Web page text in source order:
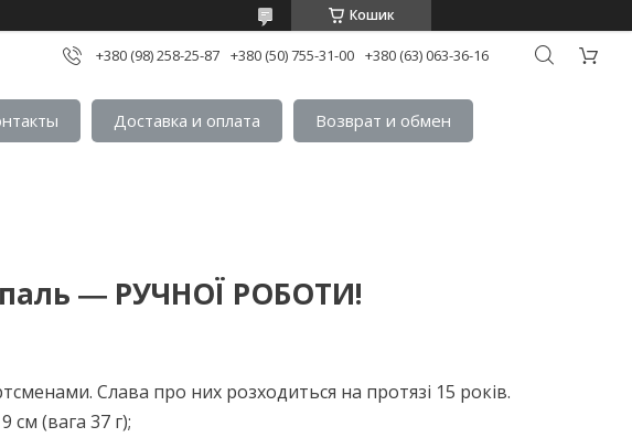
Кошик
+380 (98) 258-25-87 +380 (50) 755-31-00 +380 (63) 063-36-16
Доставка и оплата Возврат и обмен
― РУЧНОЇ РОБОТИ!
Слава про них розходиться на протязі 15 років.
см (вага 37 г);